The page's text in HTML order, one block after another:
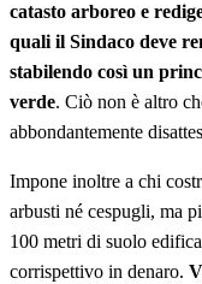
catasto arboreo e
quali il Sindaco deve
stabilendo così un
verde. Ciò non è altro
abbondantemente
Impone inoltre a chi
arbusti né cespugli, ma
100 metri di suolo
corrispettivo in denaro.